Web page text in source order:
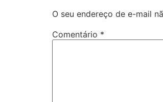
O seu endereço de e-mail
Comentário *